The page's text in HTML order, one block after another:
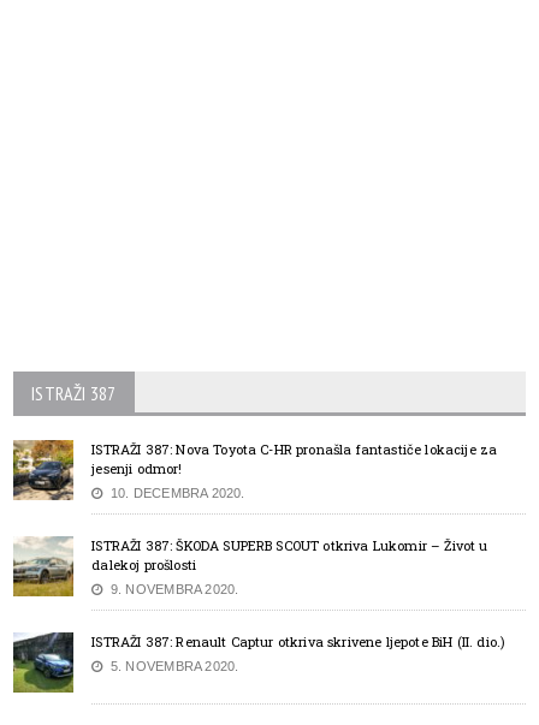
ISTRAŽI 387
ISTRAŽI 387: Nova Toyota C-HR pronašla fantastiče lokacije za
jesenji odmor!
10. DECEMBRA 2020.
ISTRAŽI 387: ŠKODA SUPERB SCOUT otkriva Lukomir – Život u
dalekoj prošlosti
9. NOVEMBRA 2020.
ISTRAŽI 387: Renault Captur otkriva skrivene ljepote BiH (II. dio.)
5. NOVEMBRA 2020.